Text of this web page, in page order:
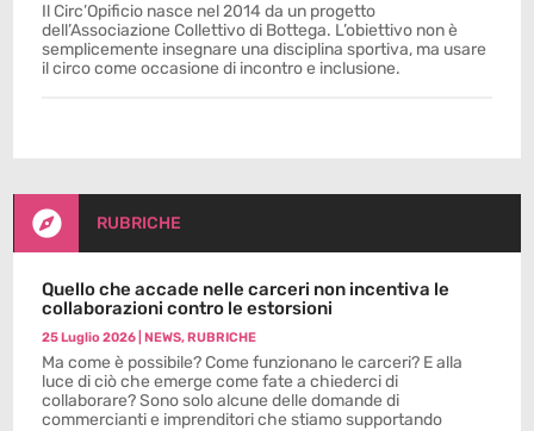
Il Circ’Opificio nasce nel 2014 da un progetto
dell’Associazione Collettivo di Bottega. L’obiettivo non è
semplicemente insegnare una disciplina sportiva, ma usare
il circo come occasione di incontro e inclusione.
 RUBRICHE
Quello che accade nelle carceri non incentiva le
collaborazioni contro le estorsioni
25 Luglio 2026 |NEWS,RUBRICHE
Ma come è possibile? Come funzionano le carceri? E alla
luce di ciò che emerge come fate a chiederci di
collaborare? Sono solo alcune delle domande di
commercianti e imprenditori che stiamo supportando